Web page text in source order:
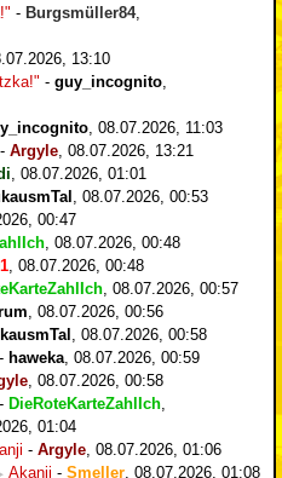
- Burgsmüller84,
13:10
- guy_incognito
08.07.2026, 11:03
- Argyle 08.07.2026, 13:21
08.07.2026, 01:01
08.07.2026, 00:53
00:47
08.07.2026, 00:48
08.07.2026, 00:48
08.07.2026, 00:57
08.07.2026, 00:56
08.07.2026, 00:58
- haweka 08.07.2026, 00:59
08.07.2026, 00:58
- DieRoteKarteZahlIch
01:04
- Argyle 08.07.2026, 01:06
Akanji - Smeller 08.07.2026, 01:08